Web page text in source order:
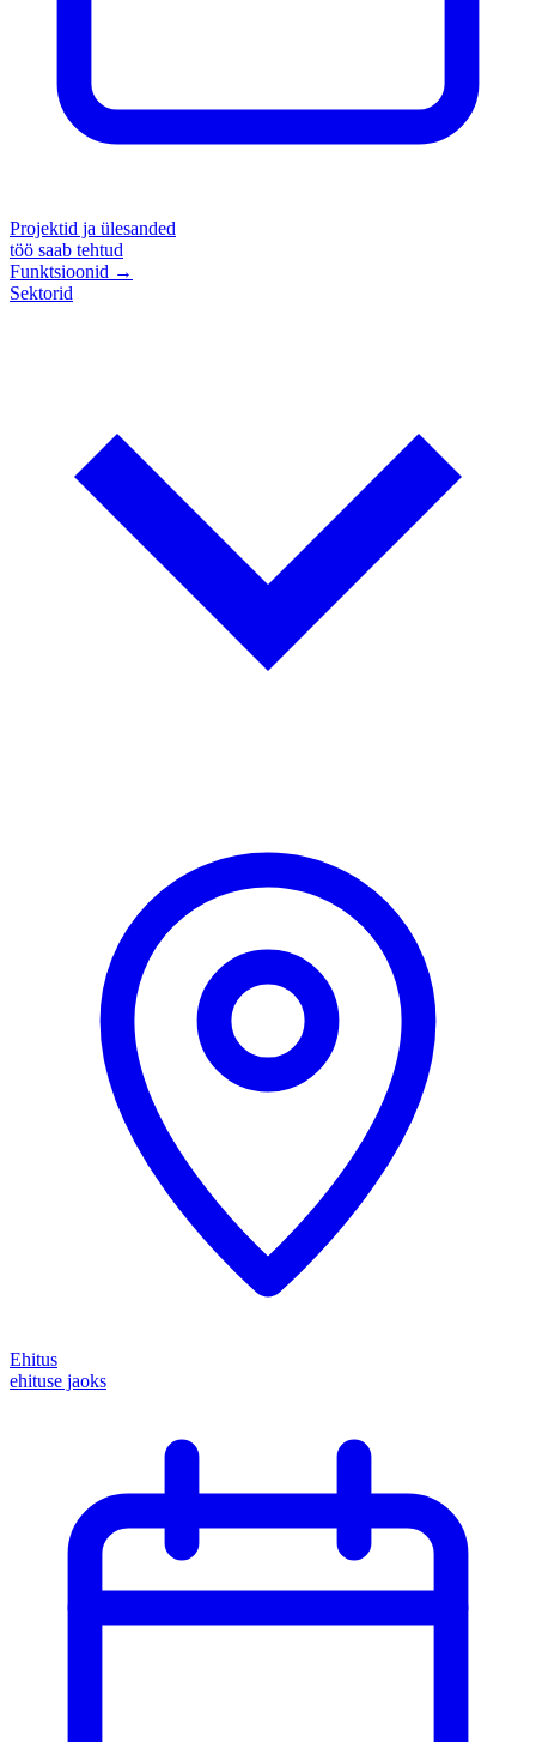
Projektid ja ülesanded
töö saab tehtud
Funktsioonid →
Sektorid
Ehitus
ehituse jaoks